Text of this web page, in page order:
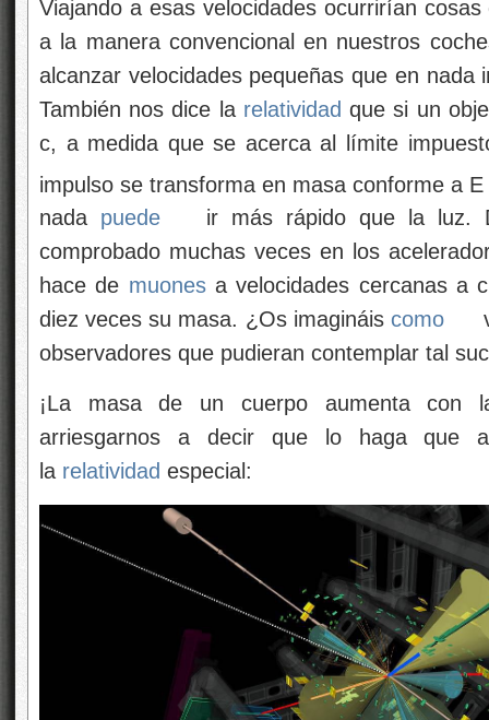
Viajando a esas velocidades ocurrirían
a la manera convencional en nuestros
alcanzar velocidades pequeñas que en nada
También nos dice la relatividad que si un
c, a medida que se acerca al límite
impulso se transforma en masa conforme a
nada puede
ir más rápido que la luz.
comprobado muchas veces en los
hace de muonesa velocidades cercanas a
diez veces su masa. ¿Os imagináis como
observadores que pudieran contemplar tal
¡La masa de un cuerpo aumenta con
arriesgarnos a decir que lo haga que
la relatividad especial: